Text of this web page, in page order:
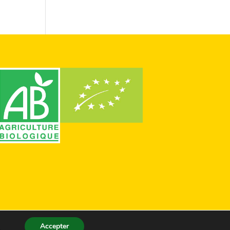
Accepter